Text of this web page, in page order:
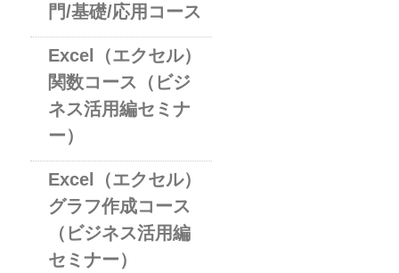
門/基礎/応用コース
Excel（エクセル）
関数コース（ビジ
ネス活用編セミナ
ー）
Excel（エクセル）
グラフ作成コース
（ビジネス活用編
セミナー）